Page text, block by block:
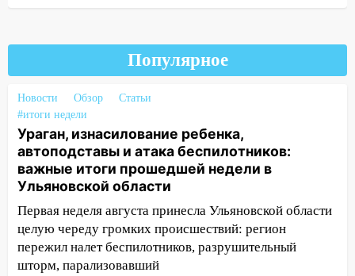
ремонтируют девять мостов: один уже
готов, ещё два — почти завершены
17:00
«Ульяновскалипсис»: последствия
урагана 8 августа
16:38
Прогноз погоды в Ульяновской
области на 9 августа
16:34 Из-за мощной непогоды в
Ульяновске отменили фестиваль «Наше
время»
16:17 Мелекесский район первым в
Ульяновской области намолотил более
Популярное
Новости Обзор
Статьи
#итоги недели
Ураган, изнасилование ребенка,
автоподставы и атака беспилотников:
важные итоги прошедшей недели в
Ульяновской области
Первая неделя августа принесла Ульяновской области
целую череду громких происшествий: регион
пережил налет беспилотников, разрушительный
шторм, парализовавший